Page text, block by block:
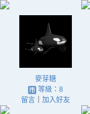
麥芽糖
等級：8
留言｜ 加入好友